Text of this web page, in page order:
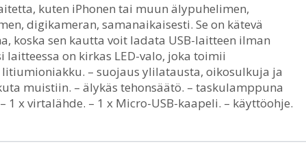
kuten iPhonen tai muun älypuhelimen,
digikameran, samanaikaisesti. Se on kätevä
koska sen kautta voit ladata USB-laitteen ilman
on kirkas LED-valo, joka toimii
– suojaus ylilatausta, oikosulkuja ja
muistiin. – älykäs tehonsäätö. – taskulamppuna
1 x virtalähde. – 1 x Micro-USB-kaapeli. – käyttöohje.